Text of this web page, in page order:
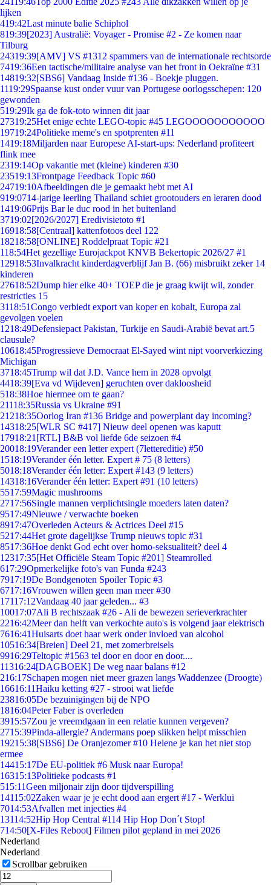
lijken
419:42Last minute balie Schiphol
819:39[2023] Australië: Voyager - Promise #2 - Ze komen naar
Tilburg
24319:39[AMV] VS #1312 spammers van de internationale rechtsorde
7419:36Een tactische/militaire analyse van het front in Oekraïne #31
14819:32[SBS6] Vandaag Inside #136 - Boekje pluggen.
1119:29Spaanse kust onder vuur van Portugese oorlogsschepen: 120
gewonden
519:29Ik ga de fok-toto winnen dit jaar
27319:25Het enige echte LEGO-topic #45 LEGOOOOOOOOOOO
19719:24Politieke meme's en spotprenten #11
1419:18Miljarden naar Europese AI-start-ups: Nederland profiteert
flink mee
2319:14Op vakantie met (kleine) kinderen #30
23519:13Frontpage Feedback Topic #60
24719:10Afbeeldingen die je gemaakt hebt met AI
919:0714-jarige leerling Thailand schiet grootouders en leraren dood
1419:06Prijs Bar le duc rood in het buitenland
3719:02[2026/2027] Eredivisietoto #1
16918:58[Centraal] kattenfotoos deel 122
18218:58[ONLINE] Roddelpraat Topic #21
118:54Het gezellige Eurojackpot KNVB Bekertopic 2026/27 #1
12918:53Invalkracht kinderdagverblijf Jan B. (66) misbruikt zeker 14
kinderen
27618:52Dump hier elke 40+ TOEP die je graag kwijt wil, zonder
restricties 15
3118:51Congo verbiedt export van koper en kobalt, Europa zal
gevolgen voelen
1218:49Defensiepact Pakistan, Turkije en Saudi-Arabië bevat art.5
clausule?
10618:45Progressieve Democraat El-Sayed wint nipt voorverkiezing
Michigan
3718:45Trump wil dat J.D. Vance hem in 2028 opvolgt
4418:39[Eva vd Wijdeven] geruchten over dakloosheid
518:38Hoe hiermee om te gaan?
21118:35Russia vs Ukraine #91
21218:35Oorlog Iran #136 Bridge and powerplant day incoming?
14318:25[WLR SC #417] Nieuw deel openen was kaputt
17918:21 [RTL] B&B vol liefde 6de seizoen #4
20018:19Verander een letter expert (7lettereditie) #50
1518:19Verander één letter. Expert # 75 (8 letters)
5018:18Verander één letter: Expert #143 (9 letters)
14318:16Verander één letter: Expert #91 (10 letters)
5517:59Magic mushrooms
2717:56Single mannen verplichtsingle moeders laten daten?
9517:49Nieuwe / verwachte boeken
8917:47Overleden Acteurs & Actrices Deel #15
5217:44Het grote dagelijkse Trump nieuws topic #31
8517:36Hoe denkt God echt over homo-seksualiteit? deel 4
12317:35[Het Officiële Steam Topic #201] Steamrolled
617:29Opmerkelijke foto's van Funda #243
7917:19De Bondgenoten Spoiler Topic #3
6717:16Vrouwen willen geen man meer #30
17117:12Vandaag 40 jaar geleden... #3
10017:07Ali B rechtszaak #26 - Ali de bewezen serieverkrachter
2216:42Meer dan helft van verkochte auto's is volgend jaar elektrisch
7616:41Huisarts doet haar werk onder invloed van alcohol
10516:34[Breien] Deel 21, met zomerbreisels
9916:29Teltopic #1563 tel door en door en door....
11316:24[DAGBOEK] De weg naar balans #12
216:17Schapen mogen niet meer grazen langs Waddenzee (Droogte)
16616:11Haiku ketting #27 - strooi wat liefde
23816:05De bezuinigingen bij de NPO
1816:04Peter Faber is overleden
3915:57Zou je vreemdgaan in een relatie kunnen vergeven?
2715:39Pinda-allergie? Andermans poep slikken helpt misschien
19215:38[SBS6] De Oranjezomer #10 Helene je kan het niet stop
ermee
14415:17De EU-politiek #6 Musk naar Europa!
16315:13Politieke podcasts #1
515:11Geen miljonair zijn door tijdverspilling
14115:02Zaken waar je je echt dood aan ergert #17 - Werklui
7014:53Afvallen met injecties #4
13114:52Hip Hop Central #114 Hip Hop Don´t Stop!
714:50[X-Files Reboot] Filmen pilot gepland in mei 2026
Nederland
Nederland
Scrollbar gebruiken